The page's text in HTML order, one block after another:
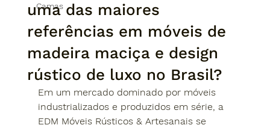
Camas
uma das maiores
referências em móveis de
madeira maciça e design
rústico de luxo no Brasil?
Em um mercado dominado por móveis
industrializados e produzidos em série, a
EDM Móveis Rústicos & Artesanais se